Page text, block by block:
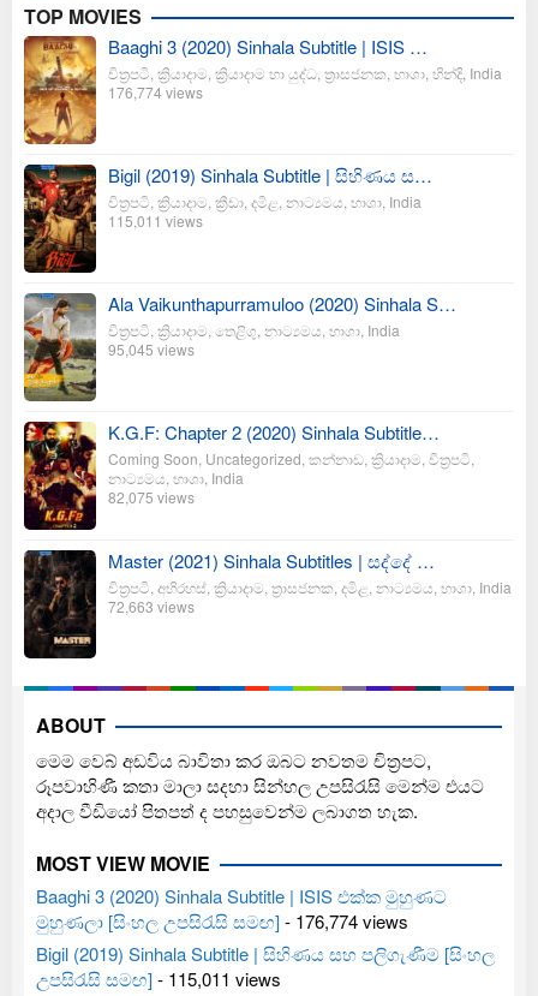
TOP MOVIES
Baaghi 3 (2020) Sinhala Subtitle | ISIS …
චිත්‍රපටි ක්‍රියාදාම ක්‍රියාදාම හා යුද්ධ ත්‍රාසජනක භාශා හින්දි India
176,774 views
Bigil (2019) Sinhala Subtitle | සිහිණය ස…
චිත්‍රපටි ක්‍රියාදාම ක්‍රීඩා දමිළ නාට්‍යමය භාශා India
115,011 views
Ala Vaikunthapurramuloo (2020) Sinhala S…
චිත්‍රපටි ක්‍රියාදාම තෙළිගු නාට්‍යමය භාශා India
95,045 views
K.G.F: Chapter 2 (2020) Sinhala Subtitle…
Coming Soon Uncategorized කන්නාඩ ක්‍රියාදාම චිත්‍රපටි
නාට්‍යමය භාශා India
82,075 views
Master (2021) Sinhala Subtitles | සද්දේ …
චිත්‍රපටි අභිරහස් ක්‍රියාදාම ත්‍රාසජනක දමිළ නාට්‍යමය භාශා India
72,663 views
ABOUT
මෙම වෙබ් අඩවිය බාවිතා කර ඔබට නවතම චිත්‍රපට,
රූපවාහිණී කතා මාලා සදහා සින්හල උපසිරැසි මෙන්ම එයට
අදාල වීඩියෝ පිතපත් ද පහසුවෙන්ම ලබාගත හැක.
MOST VIEW MOVIE
Baaghi 3 (2020) Sinhala Subtitle | ISIS එක්ක මුහුණට
මුහුණලා [සිංහල උපසිරැසි සමඟ]- 176,774 views
Bigil (2019) Sinhala Subtitle | සිහිණය සහ පලිගැණීම [සිංහල
උපසිරැසි සමඟ]- 115,011 views